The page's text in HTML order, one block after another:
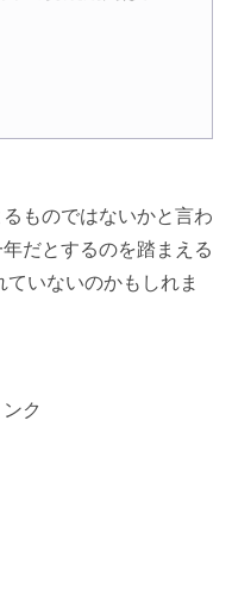
ものではないかと言わ
だとするのを踏まえる
いないのかもしれま
ク